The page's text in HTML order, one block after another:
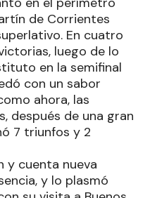
de Corrientes
En cuatro
luego de lo
en la semifinal
con un sabor
ahora, las
después de una gran
7 triunfos y 2
y cuenta nueva
y lo plasmó